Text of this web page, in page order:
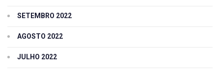
SETEMBRO 2022
AGOSTO 2022
JULHO 2022